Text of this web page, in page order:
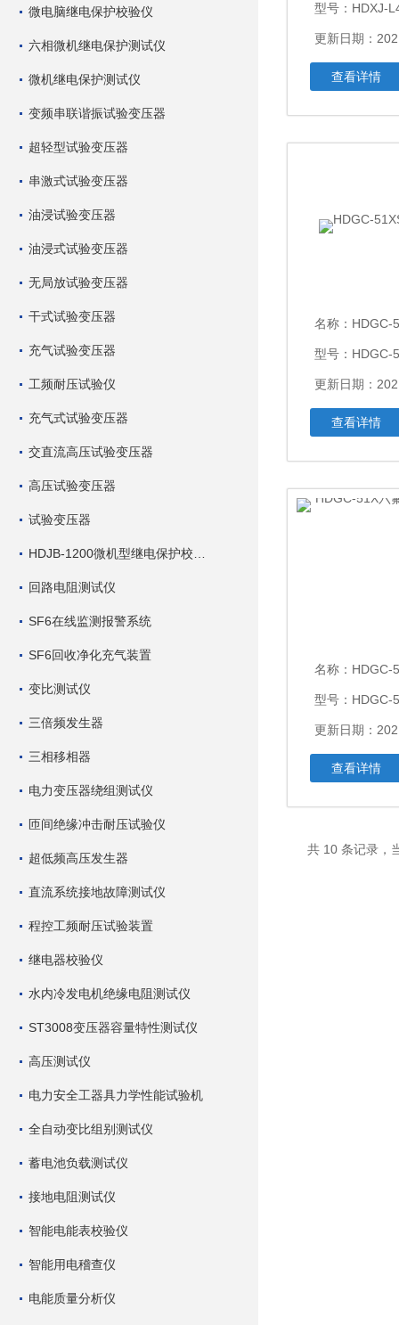
微电脑继电保护校验仪
六相微机继电保护测试仪
微机继电保护测试仪
变频串联谐振试验变压器
超轻型试验变压器
串激式试验变压器
油浸试验变压器
油浸式试验变压器
无局放试验变压器
干式试验变压器
充气试验变压器
工频耐压试验仪
充气式试验变压器
交直流高压试验变压器
高压试验变压器
试验变压器
回路电阻测试仪
SF6在线监测报警系统
SF6回收净化充气装置
变比测试仪
三倍频发生器
三相移相器
电力变压器绕组测试仪
匝间绝缘冲击耐压试验仪
超低频高压发生器
直流系统接地故障测试仪
程控工频耐压试验装置
继电器校验仪
水内冷发电机绝缘电阻测试仪
ST3008变压器容量特性测试仪
高压测试仪
电力安全工器具力学性能试验机
全自动变比组别测试仪
蓄电池负载测试仪
接地电阻测试仪
智能电能表校验仪
智能用电稽查仪
电能质量分析仪
型号：HDXJ-
更新日期：
查看详情
名称： HDGC-
型号：HDGC-
更新日期：
查看详情
名称： HDGC-51X
型号：HDGC-
更新日期：
查看详情
共 10 条记录